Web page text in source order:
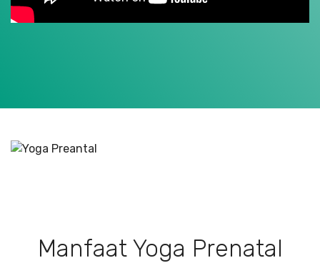
Manfaat Yoga Prenatal